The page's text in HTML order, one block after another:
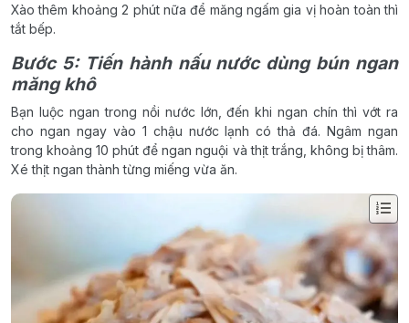
Xào thêm khoảng 2 phút nữa để măng ngấm gia vị hoàn toàn thì
tắt bếp.
Bước 5: Tiến hành nấu nước dùng bún ngan
măng khô
Bạn luộc ngan trong nồi nước lớn, đến khi ngan chín thì vớt ra
cho ngan ngay vào 1 chậu nước lạnh có thả đá. Ngâm ngan
trong khoảng 10 phút để ngan nguội và thịt trắng, không bị thâm.
Xé thịt ngan thành từng miếng vừa ăn.